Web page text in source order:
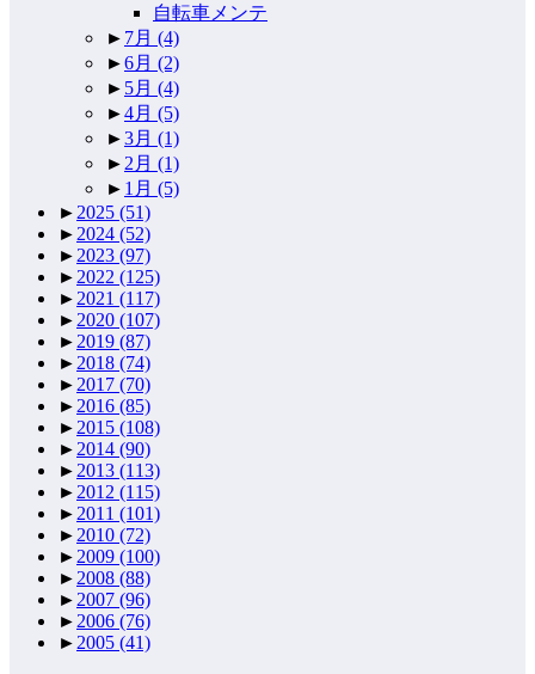
自転車メンテ
► 7月 (4)
►6月 (2)
► 5月 (4)
►4月 (5)
►3月 (1)
► 2月 (1)
► 1月 (5)
► 2025 (51)
► 2024 (52)
► 2023 (97)
► 2022 (125)
► 2021 (117)
► 2020 (107)
► 2019 (87)
► 2018 (74)
► 2017 (70)
► 2016 (85)
► 2015 (108)
► 2014 (90)
► 2013 (113)
► 2012 (115)
► 2011 (101)
► 2010 (72)
► 2009 (100)
► 2008 (88)
► 2007 (96)
► 2006 (76)
► 2005 (41)